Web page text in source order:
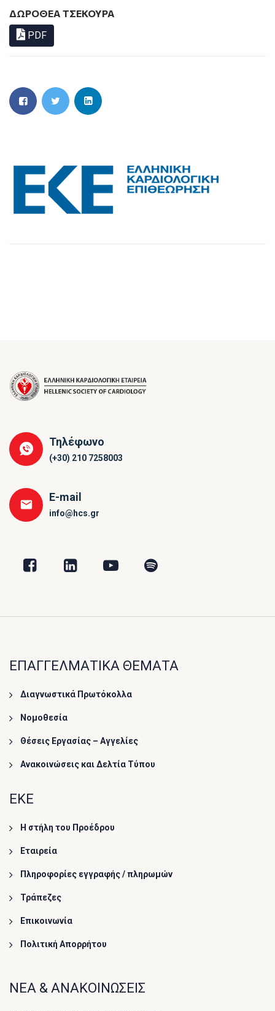
ΔΩΡΟΘΕΑ ΤΣΕΚΟΥΡΑ
PDF
Τηλέφωνο
(+30) 210 7258003
E-mail
info@hcs.gr
ΕΠΑΓΓΕΛΜΑΤΙΚΑ ΘΕΜΑΤΑ
Διαγνωστικά Πρωτόκολλα
Νομοθεσία
Θέσεις Εργασίας – Αγγελίες
Ανακοινώσεις και Δελτία Τύπου
ΕΚΕ
Η στήλη του Προέδρου
Εταιρεία
Πληροφορίες εγγραφής / πληρωμών
Τράπεζες
Επικοινωνία
Πολιτική Απορρήτου
ΝΕΑ & ΑΝΑΚΟΙΝΩΣΕΙΣ